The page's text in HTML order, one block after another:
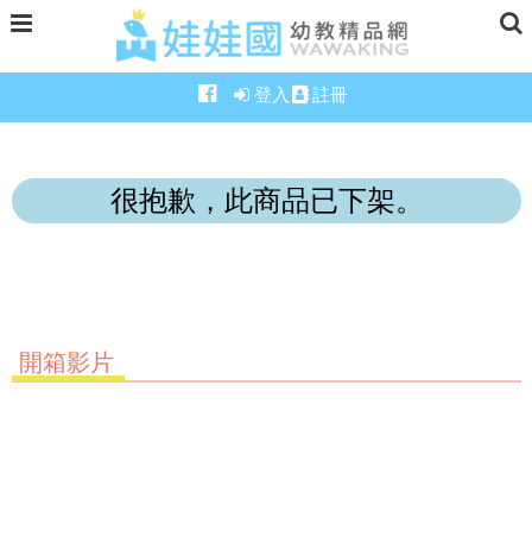
登入 註冊
很抱歉，此商品已下架。
開箱影片